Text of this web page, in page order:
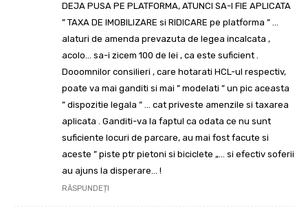
DEJA PUSA PE PLATFORMA, ATUNCI SA-I FIE APLICATA
” TAXA DE IMOBILIZARE si RIDICARE pe platforma ” …
alaturi de amenda prevazuta de legea incalcata ,
acolo… sa-i zicem 100 de lei , ca este suficient .
Dooomnilor consilieri , care hotarati HCL-ul respectiv,
poate va mai ganditi si mai ” modelati ” un pic aceasta
” dispozitie legala ” … cat priveste amenzile si taxarea
aplicata . Ganditi-va la faptul ca odata ce nu sunt
suficiente locuri de parcare, au mai fost facute si
aceste ” piste ptr pietoni si biciclete „… si efectiv soferii
au ajuns la disperare… !
RĂSPUNDEȚI